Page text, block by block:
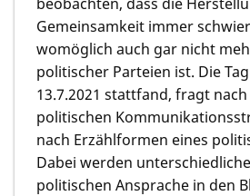
Gemeinsamkeit immer
womöglich auch gar nicht
politischer Parteien ist. Die
13.7.2021 stattfand, fragt
politischen
nach Erzählformen eines
Dabei werden
politischen Ansprache in den